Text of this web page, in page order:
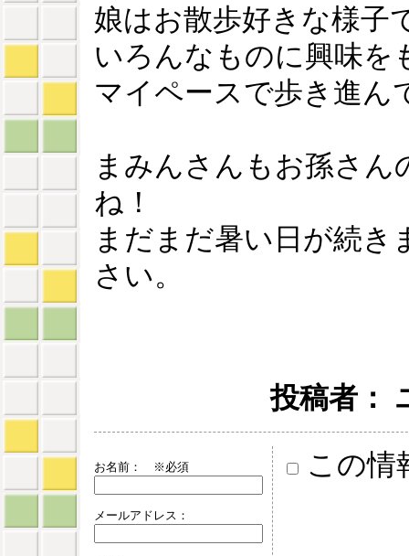
娘はお散歩好きな様子
いろんなものに興味を
マイペースで歩き進
まみんさんもお孫さん
ね！
まだまだ暑い日が続
さい。
投稿者：
お名前： ※必須
メールアドレス：
この情